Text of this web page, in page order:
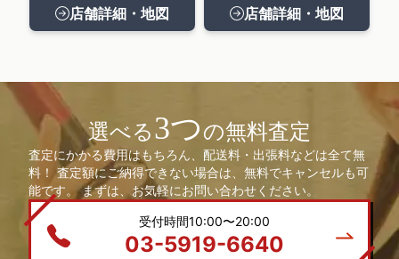
店舗詳細・地図 店舗詳細・地図
選べる3つの無料査定
査定にかかる費用はもちろん、配送料・出張料などは全て無
料！ 査定額にご納得できない場合は、無料でキャンセルも可
能です。 まずは、お気軽にお問い合わせください。
受付時間10:00〜20:00
03-5919-6640